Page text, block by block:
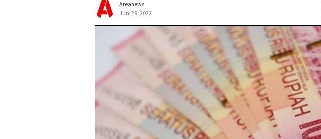
Areanews
Juni 29, 2022